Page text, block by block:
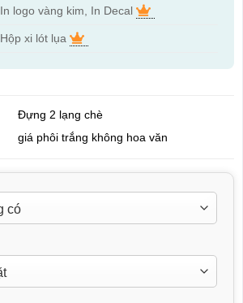
In logo vàng kim, In Decal
Hộp xi lót lụa
Đựng 2 lạng chè
giá phôi trắng không hoa văn